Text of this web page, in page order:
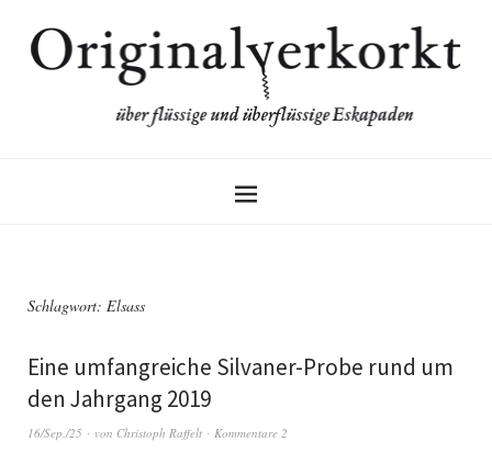
Schlagwort: Elsass
Eine umfangreiche Silvaner-Probe rund um
den Jahrgang 2019
16/Sep./25 von Christoph Raffelt Kommentare 2